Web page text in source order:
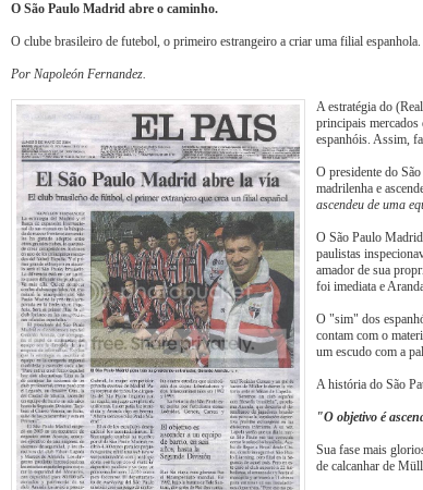
O São Paulo Madrid abre o caminho.
O clube brasileiro de futebol, o primeiro estrangeiro a criar uma filial espanhola.
Por Napoleón Fernandez.
A estratégia do
principais mercados
espanhóis. Assim,
O presidente do
madrilenha e
ascendeu de uma
O São Paulo
paulistas
amador de sua
foi imediata e
O "sim" dos
contam com o
um escudo com a
A história do São
"O objetivo é
Sua fase mais
de calcanhar de